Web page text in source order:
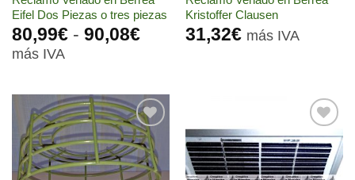
Eifel Dos Piezas o tres piezas
80,99€ - 90,08€Rango
80,99€
hasta
90,08€
más IVA
Kristoffer Clausen
31,32€ más IVA
Añadir
a la
lista de
deseos
Añadir
a la
lista de
deseos